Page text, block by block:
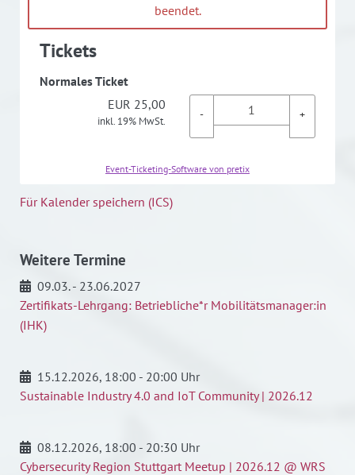
beendet.
Tickets
Normales Ticket
EUR 25,00
inkl. 19% MwSt. - +
Event-Ticketing-Software von pretix
Für Kalender speichern (ICS)
Weitere Termine
09.03. - 23.06.2027
Zertifikats-Lehrgang: Betriebliche*r Mobilitätsmanager:in
(IHK)
15.12.2026, 18:00 - 20:00 Uhr
Sustainable Industry 4.0 and IoT Community | 2026.12
08.12.2026, 18:00 - 20:30 Uhr
Cybersecurity Region Stuttgart Meetup | 2026.12 @ WRS